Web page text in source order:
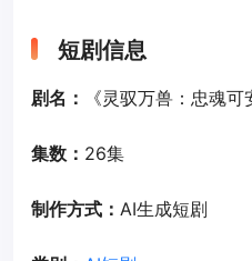
短剧信息
剧名： 《灵驭万兽：忠魂可
集数： 26集
制作方式： AI生成短剧